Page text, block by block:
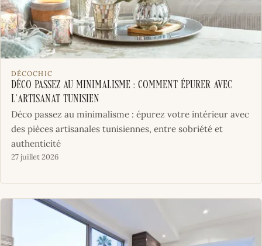
DÉCOCHIC
Déco passez au minimalisme : comment épurer avec
l’artisanat tunisien
Déco passez au minimalisme : épurez votre intérieur avec
des pièces artisanales tunisiennes, entre sobriété et
authenticité
27 juillet 2026